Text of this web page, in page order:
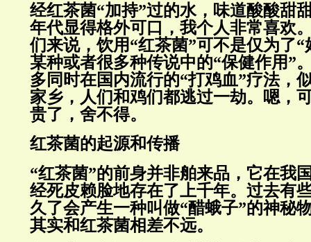
经红茶菌“加持”过的水，味道酸酸甜
年代显得格外可口，我个人非常喜欢
们来说，饮用“红茶菌”可不是仅为了
某种或者很多种传说中的“保健作用”
多同时在国内流行的“打鸡血”疗法，
家乡，人们和鸡们都逃过一劫。嗯，
贵了，舍不得。
红茶菌的起源和传播
“红茶菌”的前身并非舶来品，它在我
经死皮赖脸地存在了上千年。过去有
久了会产生一种叫做“醋蛾子”的神秘
其实和红茶菌相差不远。